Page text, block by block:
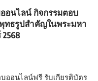
อนไลน์ กิจกรรมตอบ
ทธรูปสำคัญในพระมหา